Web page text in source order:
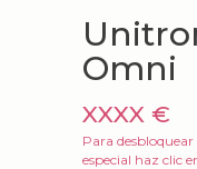
Omni
XXXX €
Para
especial haz clic